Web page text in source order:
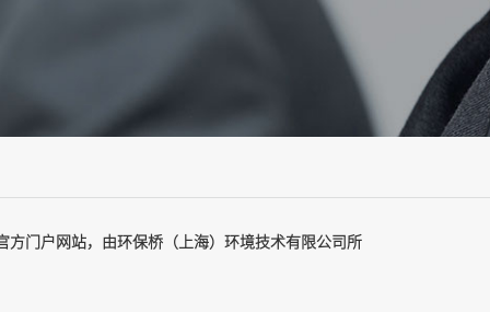
门户网站，由环保桥（上海）环境技术有限公司所